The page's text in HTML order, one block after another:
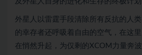
外星人以雷霆手段清除所有反抗的人
的幸存者还呼吸着自由的空气，在这
在悄然升起，为仅剩的XCOM力量奔波